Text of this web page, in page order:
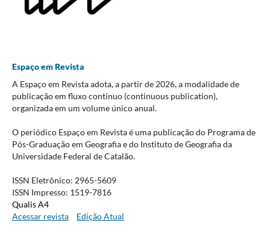
Espaço em Revista
A Espaço em Revista adota, a partir de 2026, a modalidade de
publicação em fluxo contínuo (continuous publication),
organizada em um volume único anual.
O periódico Espaço em Revista é uma publicação do Programa de
Pós-Graduação em Geografia e do Instituto de Geografia da
Universidade Federal de Catalão.
ISSN Eletrônico: 2965-5609
ISSN Impresso: 1519-7816
Qualis A4
Acessar revista
Edição Atual